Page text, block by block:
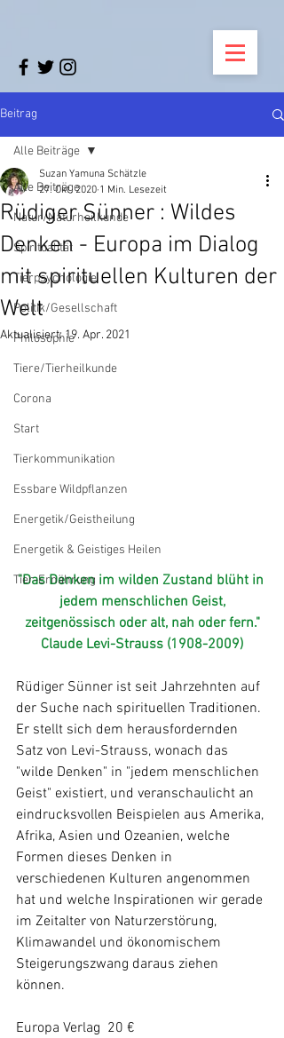
Beitrag
Alle Beiträge
Natur/Naturheilkunde
Spiritualität
Tierpsychologie
Politik/Gesellschaft
Philosophie
Tiere/Tierheilkunde
Corona
Start
Tierkommunikation
Essbare Wildpflanzen
Energetik/Geistheilung
Energetik & Geistiges Heilen
Tier-Ernährung
Alle Beiträge
Rüdiger Sünner : Wildes
Denken - Europa im Dialog
mit spirituellen Kulturen der
Welt
Suzan Yamuna Schätzle
27. Okt. 2020 1 Min. Lesezeit
Aktualisiert:19. Apr. 2021
"Das Denken im wilden Zustand blüht in
jedem menschlichen Geist,
zeitgenössisch oder alt, nah oder fern."
Claude Levi-Strauss (1908-2009)
Rüdiger Sünner ist seit Jahrzehnten auf
der Suche nach spirituellen Traditionen.
Er stellt sich dem herausfordernden
Satz von Levi-Strauss, wonach das
"wilde Denken" in "jedem menschlichen
Geist" existiert, und veranschaulicht an
eindrucksvollen Beispielen aus Amerika,
Afrika, Asien und Ozeanien, welche
Formen dieses Denken in
verschiedenen Kulturen angenommen
hat und welche Inspirationen wir gerade
im Zeitalter von Naturzerstörung,
Klimawandel und ökonomischem
Steigerungszwang daraus ziehen
können.
Europa Verlag  20 €